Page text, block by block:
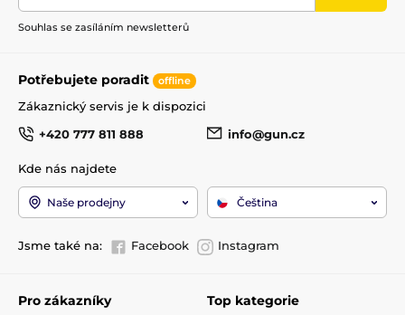
Souhlas se zasíláním newsletterů
Potřebujete poradit offline
Zákaznický servis je k dispozici
+420 777 811 888
info@gun.cz
Kde nás najdete
Naše prodejny Čeština
Jsme také na: Facebook Instagram
Pro zákazníky Top kategorie